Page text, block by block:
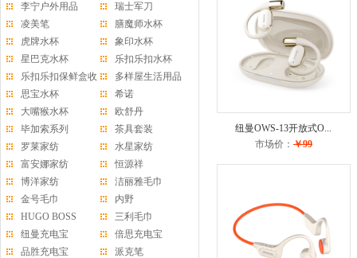
李宁户外用品
瑞士军刀
凌美笔
膳魔师水杯
虎牌水杯
象印水杯
星巴克水杯
乐扣乐扣水杯
乐扣乐扣保鲜盒收
纳盒
多样屋生活用品
思宝水杯
希诺
大嘴猴水杯
欧舒丹
毕加索系列
茶具套装
罗莱家纺
水星家纺
富安娜家纺
恒源祥
博洋家纺
洁丽雅毛巾
金号毛巾
内野
HUGO BOSS
三利毛巾
纽曼充电宝
倍思充电宝
品胜充电宝
派克笔
纽曼OWS-13开放式O...
市场价： ￥99